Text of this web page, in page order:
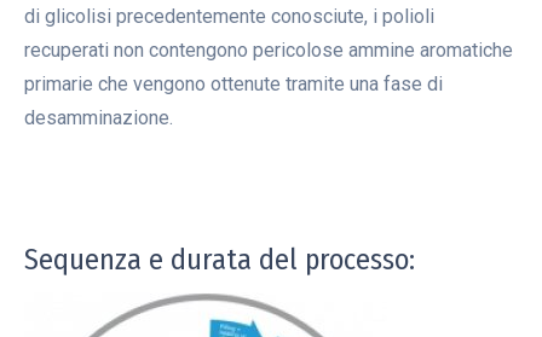
di glicolisi precedentemente conosciute, i polioli
recuperati non contengono pericolose ammine aromatiche
primarie che vengono ottenute tramite una fase di
desamminazione.
Sequenza e durata del processo: